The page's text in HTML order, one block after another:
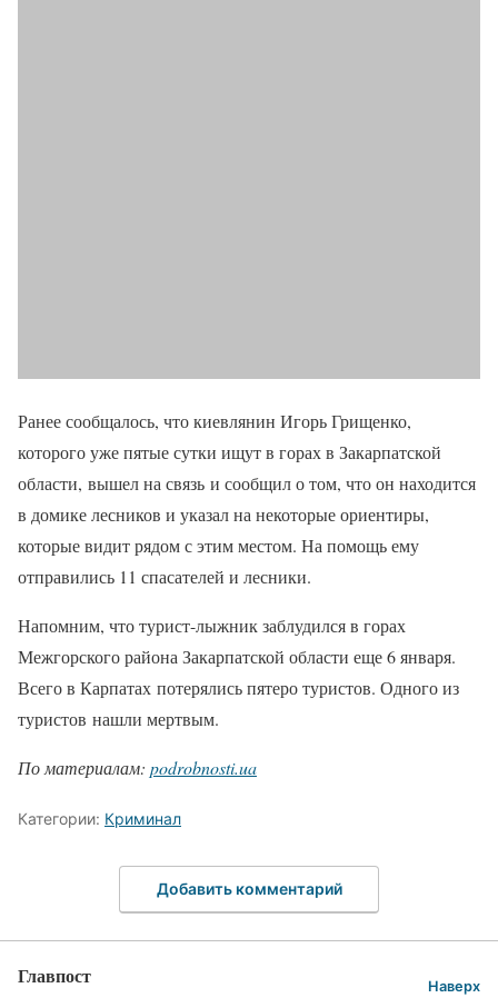
Ранее сообщалось, что киевлянин Игорь Грищенко,
которого уже пятые сутки ищут в горах в Закарпатской
области, вышел на связь и сообщил о том, что он находится
в домике лесников и указал на некоторые ориентиры,
которые видит рядом с этим местом. На помощь ему
отправились 11 спасателей и лесники.
Напомним, что турист-лыжник заблудился в горах
Межгорского района Закарпатской области еще 6 января.
Всего в Карпатах потерялись пятеро туристов. Одного из
туристов нашли мертвым.
По материалам: podrobnosti.ua
Категории: Криминал
Добавить комментарий
Главпост Наверх